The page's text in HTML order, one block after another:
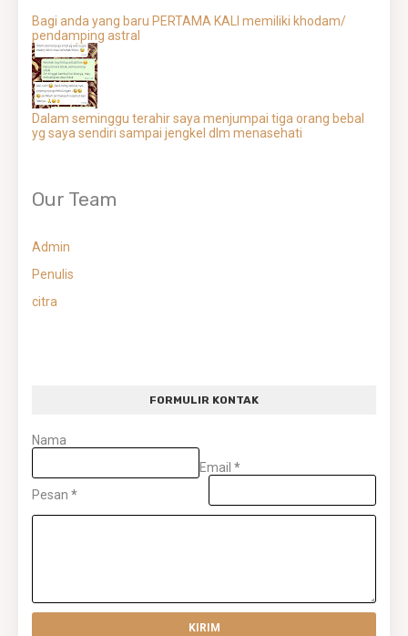
Bagi anda yang baru PERTAMA KALI memiliki khodam/
pendamping astral
Dalam seminggu terahir saya menjumpai tiga orang bebal
yg saya sendiri sampai jengkel dlm menasehati
Our Team
Admin
Penulis
citra
FORMULIR KONTAK
Nama
Email *
Pesan *